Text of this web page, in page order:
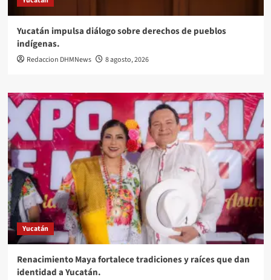
Yucatán impulsa diálogo sobre derechos de pueblos
indígenas.
Redaccion DHMNews 8 agosto, 2026
Yucatán
Renacimiento Maya fortalece tradiciones y raíces que dan
identidad a Yucatán.